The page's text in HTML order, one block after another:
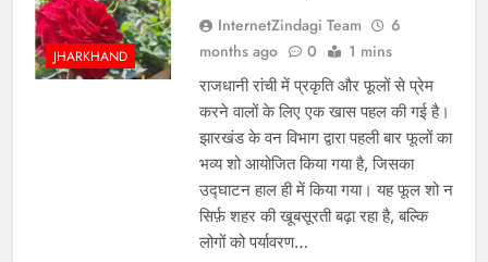
JHARKHAND
InternetZindagi Team
6
months ago
0 1 mins
राजधानी रांची में प्रकृति और फूलों से प्रेम
करने वालों के लिए एक खास पहल की गई है।
झारखंड के वन विभाग द्वारा पहली बार फूलों का
भव्य शो आयोजित किया गया है, जिसका
उद्घाटन हाल ही में किया गया। यह फूल शो न
सिर्फ़ शहर की खूबसूरती बढ़ा रहा है, बल्कि
लोगों को पर्यावरण…